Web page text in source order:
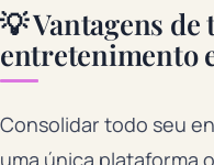
💡 Vantagens de
entretenimento
Consolidar todo seu